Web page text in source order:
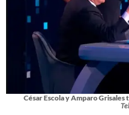
César Escola y Amparo